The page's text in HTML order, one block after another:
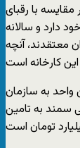
با رقبای
دارد و سالانه
معتقدند، آنچه
واحد به سازمان
سمند به تامین